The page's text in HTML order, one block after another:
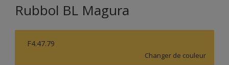
Rubbol BL Magura
F4.47.79
Changer de couleur